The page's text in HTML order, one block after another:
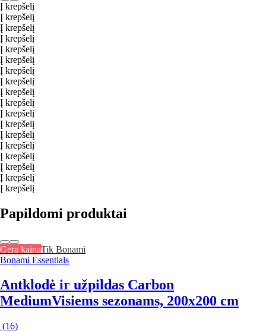
Į krepšelį
Į krepšelį
Į krepšelį
Į krepšelį
Į krepšelį
Į krepšelį
Į krepšelį
Į krepšelį
Į krepšelį
Į krepšelį
Į krepšelį
Į krepšelį
Į krepšelį
Į krepšelį
Į krepšelį
Į krepšelį
Į krepšelį
Į krepšelį
Papildomi produktai
Gera kainaTik Bonami
Bonami Essentials
Antklodė ir užpildas Carbon
MediumVisiems sezonams, 200x200 cm
(16)